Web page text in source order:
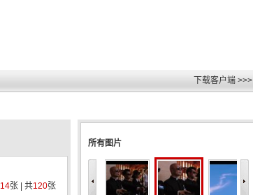
下载客户端 >>>
14张 | 共120张
所有图片